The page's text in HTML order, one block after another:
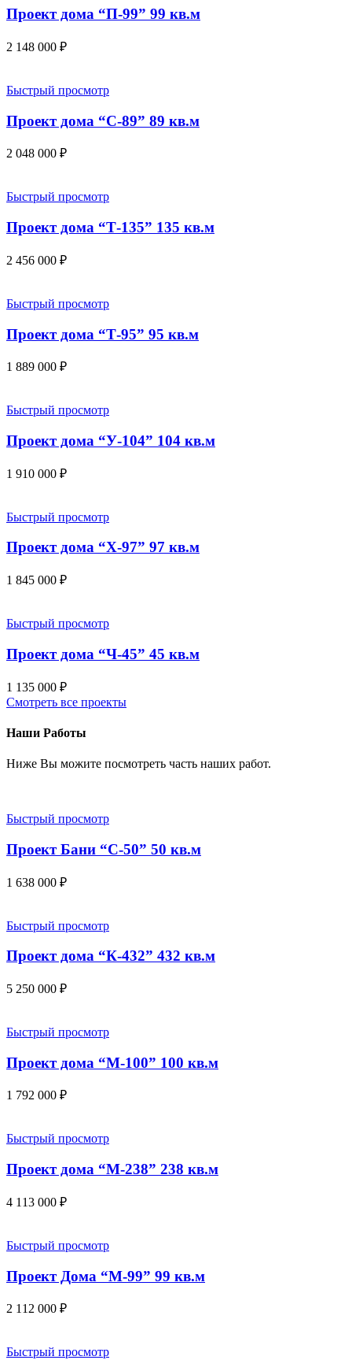
Проект дома “П-99” 99 кв.м
2 148 000 ₽
Быстрый просмотр
Проект дома “С-89” 89 кв.м
2 048 000 ₽
Быстрый просмотр
Проект дома “Т-135” 135 кв.м
2 456 000 ₽
Быстрый просмотр
Проект дома “Т-95” 95 кв.м
1 889 000 ₽
Быстрый просмотр
Проект дома “У-104” 104 кв.м
1 910 000 ₽
Быстрый просмотр
Проект дома “Х-97” 97 кв.м
1 845 000 ₽
Быстрый просмотр
Проект дома “Ч-45” 45 кв.м
1 135 000 ₽
Смотреть все проекты
Наши Работы
Ниже Вы можите посмотреть часть наших работ.
Быстрый просмотр
Проект Бани “С-50” 50 кв.м
1 638 000 ₽
Быстрый просмотр
Проект дома “К-432” 432 кв.м
5 250 000 ₽
Быстрый просмотр
Проект дома “М-100” 100 кв.м
1 792 000 ₽
Быстрый просмотр
Проект дома “М-238” 238 кв.м
4 113 000 ₽
Быстрый просмотр
Проект Дома “М-99” 99 кв.м
2 112 000 ₽
Быстрый просмотр